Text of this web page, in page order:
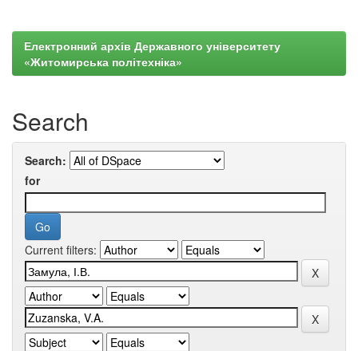
Електронний архів Державного університету
«Житомирська політехніка»
Search
Search:
for
Current filters: